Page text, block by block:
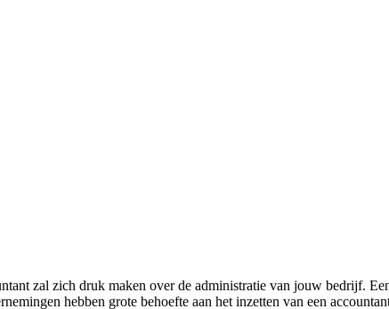
zal zich druk maken over de administratie van jouw bedrijf.
hebben grote behoefte aan het inzetten van een